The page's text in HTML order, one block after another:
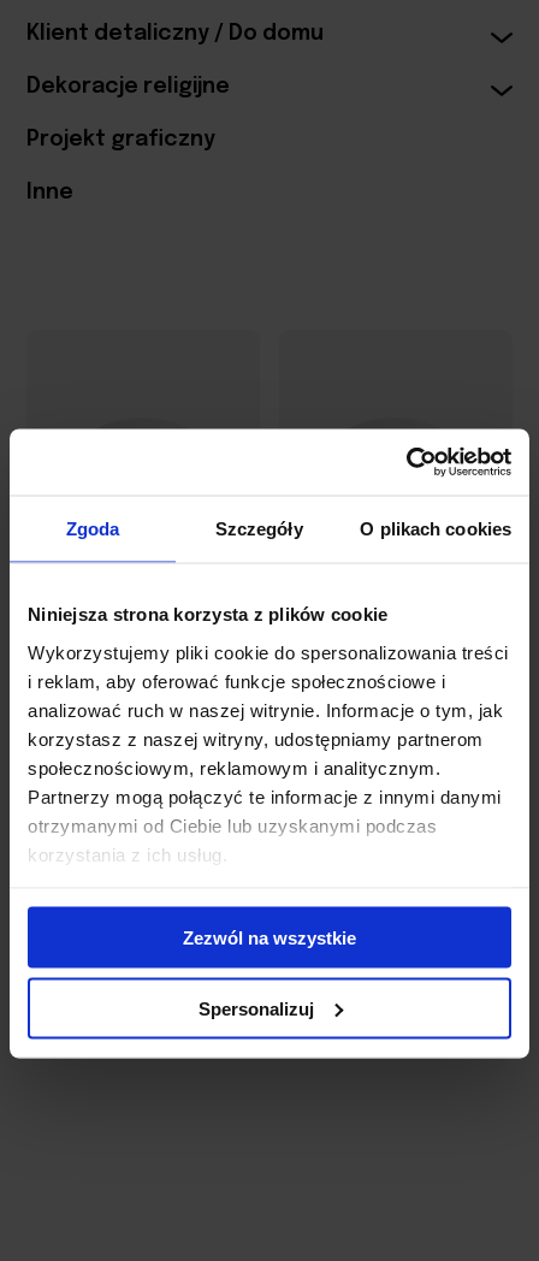
Zgoda Szczegóły O plikach cookies
Niniejsza strona korzysta z plików cookie
Wykorzystujemy pliki cookie do spersonalizowania treści
i reklam, aby oferować funkcje społecznościowe i
analizować ruch w naszej witrynie. Informacje o tym, jak
korzystasz z naszej witryny, udostępniamy partnerom
społecznościowym, reklamowym i analitycznym.
Partnerzy mogą połączyć te informacje z innymi danymi
otrzymanymi od Ciebie lub uzyskanymi podczas
korzystania z ich usług.
Zezwól na wszystkie
Spersonalizuj
Klient detaliczny / Do domu
Dekoracje religijne
Projekt graficzny
Inne
pod piwo
(100mm)
116,57 zł
pod piwo
(107mm)
108,93 zł